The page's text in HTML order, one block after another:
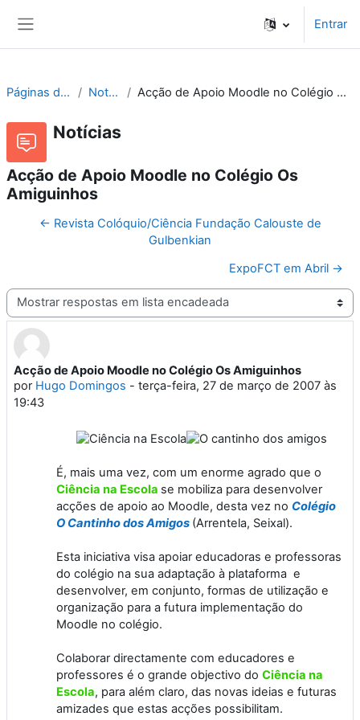
Entrar
Páginas do site Notícias Acção de Apoio Moodle no Colégio Os Amiguinhos
Notícias
Acção de Apoio Moodle no Colégio Os
Amiguinhos
← Revista Colóquio/Ciência Fundação Calouste de
Gulbenkian
ExpoFCT em Abril →
Modo de visualização
Acção de Apoio Moodle no Colégio Os Amiguinhos
por Hugo Domingos - terça-feira, 27 de março de 2007 às
19:43
Número de respostas: 3
É, mais uma vez, com um enorme agrado que o
Ciência na Escola se mobiliza para desenvolver
acções de apoio ao Moodle, desta vez no Colégio
O Cantinho dos Amigos (Arrentela, Seixal).
Esta iniciativa visa apoiar educadoras e professoras
do colégio na sua adaptação à plataforma e
desenvolver, em conjunto, formas de utilização e
organização para a futura implementação do
Moodle no colégio.
Colaborar directamente com educadores e
professores é o grande objectivo do Ciência na
Escola, para além claro, das novas ideias e futuras
amizades que estas acções possibilitam.